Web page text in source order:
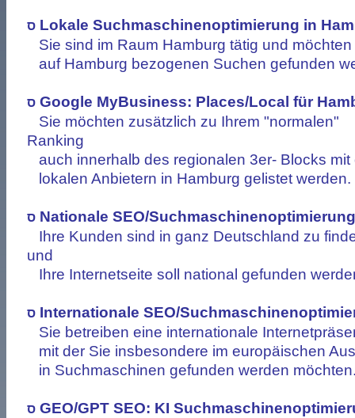
ס Lokale Suchmaschinenoptimierung in
Sie sind im Raum Hamburg tätig und möchten
auf Hamburg bezogenen Suchen gefunden
ס Google MyBusiness: Places/Local für
Sie möchten zusätzlich zu Ihrem "normalen"
Ranking
auch innerhalb des regionalen 3er- Blocks mit
lokalen Anbietern in Hamburg gelistet werden.
ס Nationale SEO/Suchmaschinenoptimierung
Ihre Kunden sind in ganz Deutschland zu
und
Ihre Internetseite soll national gefunden
ס Internationale SEO/
Sie betreiben eine internationale
mit der Sie insbesondere im europäischen
in Suchmaschinen gefunden werden
ס GEO/GPT SEO: KI